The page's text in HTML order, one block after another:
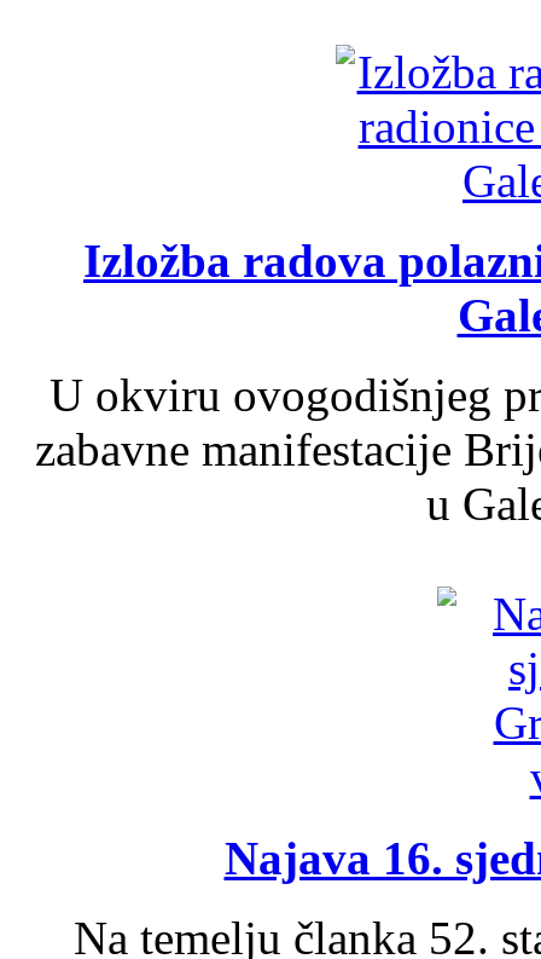
Izložba radova
U okviru ovogodišnjeg
zabavne manifestacije
u
Najava 16.
Na temelju članka 52.